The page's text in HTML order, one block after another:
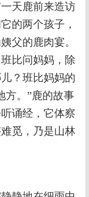
天鹿前来造访
的两个孩子，
父的鹿肉宴。
比问妈妈，除
？班比妈妈的
。”鹿的故事
诵经，它体察
觅，乃是山林